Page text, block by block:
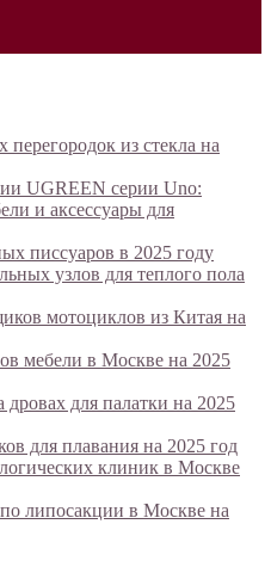
из стекла на
UGREEN серии Uno:
и аксессуары для
писсуаров в 2025 году
узлов для теплого пола
мотоциклов из Китая на
мебели в Москве на 2025
для палатки на 2025
для плавания на 2025 год
клиник в Москве
липосакции в Москве на